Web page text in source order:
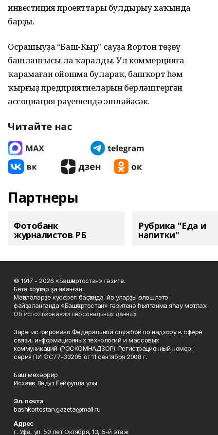
инвестиция проекттары булдырыу хаҡында
барҙы.
Осрашыуҙа “Баш-Кыр” сауҙа йортон төҙөү
башланғысы ла ҡаралды. Ул коммерцияға
ҡарамаған ойошма булараҡ, башҡорт һәм
ҡырғыҙ предприятиеларын берләштергән
ассоциация рәүешендә эшләйәсәк.
Читайте нас
Партнеры
Фотобанк
журналистов РБ
Рубрика "Еда и
напитки"
© 1917 - 2026 «Башҡортостан» гәзите.
Бөтә хоҡуҡтар ҙа яҡланған.
Мәҡәләләрҙе күсереп баҫҡанда, йә уларҙы өлөшләтә
файҙаланғанда «Башҡортостан» гәзитенә һылтанма яһау мотлаҡ.
Об использовании персональных данных
Зарегистрировано Федеральной службой по надзору в сфере
связи, информационных технологий и массовых
коммуникаций (РОСКОМНАДЗОР). Регистрационный номер:
серия ПИ ФС77-33205 от 11 сентября 2008 г.
Баш мөхәррир
Исхаҡов Вәдүт Ғәйфулла улы
Эл. почта
bashkortostan.gazeta@mail.ru
Адрес
г. Уфа, ул. 50 лет Октября, 13, 5-й этаж